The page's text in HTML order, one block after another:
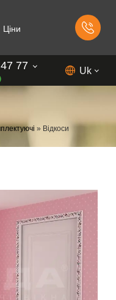
Ціни
77
37
337
Uk
» Відкоси